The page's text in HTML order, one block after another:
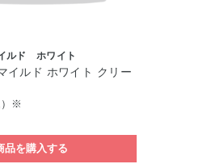
ルド ホワイト
イルド ホワイト クリー
）※
品を購入する